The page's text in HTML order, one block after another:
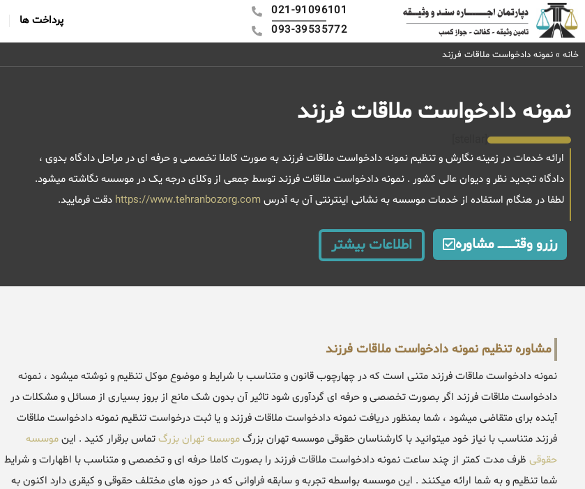
021-91096101
093-39535772
پرداخت ها
خانه » نمونه دادخواست ملاقات فرزند
نمونه دادخواست ملاقات فرزند
ارائه خدمات در زمینه نگارش و تنظیم نمونه دادخواست ملاقات فرزند به صورت کاملا تخصصی و حرفه ای در مراحل دادگاه بدوی ،
دادگاه تجدید نظر و دیوان عالی کشور . نمونه دادخواست ملاقات فرزند توسط جمعی از وکلای درجه یک در موسسه نگاشته میشود.
لطفا در هنگام استفاده از خدمات موسسه به نشانی اینترنتی آن به آدرس https://www.tehranbozorg.com دقت فرمایید.
رزرو وقتــــــــــــ مشاوره اطلاعات بیشتر
مشاوره تنظیم نمونه دادخواست ملاقات فرزند
نمونه دادخواست ملاقات فرزند متنی است که در چهارچوب قانون و متناسب با شرایط و موضوع موکل تنظیم و نوشته میشود ، نمونه
دادخواست ملاقات فرزند اگر بصورت تخصصی و حرفه ای گردآوری شود تاثیر آن بدون شک مانع از بروز بسیاری از مسائل و مشکلات در
آینده برای متقاضی میشود ، شما بمنظور دریافت نمونه دادخواست ملاقات فرزند و یا ثبت درخواست تنظیم نمونه دادخواست ملاقات
فرزند متناسب با نیاز خود میتوانید با کارشناسان حقوقی موسسه تهران بزرگموسسه تهران بزرگتماس برقرار کنید . اینموسسه
حقوقی ظرف مدت کمتر از چند ساعت نمونه دادخواست ملاقات فرزند را بصورت کاملا حرفه ای و تخصصی و متناسب با اظهارات و شرایط
شما تنظیم و به شما ارائه میکنند . این موسسه بواسطه تجربه و سابقه فراوانی که در حوزه های مختلف حقوقی و کیقری دارد اکنون به